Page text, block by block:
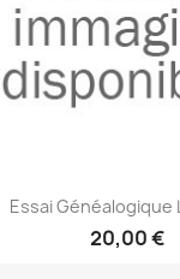

Essai Généalogique
20,00 €